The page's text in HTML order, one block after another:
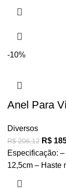
-10%
Anel Para
Diversos
R$206,12 R$
Especificação:
12,5cm – Haste